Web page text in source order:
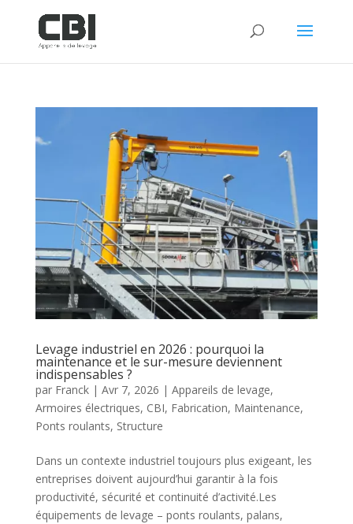
Levage industriel en 2026 : pourquoi la
maintenance et le sur-mesure deviennent
indispensables ?
par Franck| Avr 7, 2026 | Appareils de levage,
Armoires électriques, CBI, Fabrication, Maintenance,
Ponts roulants, Structure
Dans un contexte industriel toujours plus exigeant, les
entreprises doivent aujourd’hui garantir à la fois
productivité, sécurité et continuité d’activité.Les
équipements de levage – ponts roulants, palans,